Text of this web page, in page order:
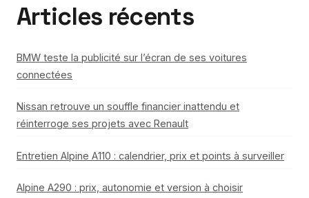
Articles récents
BMW teste la publicité sur l’écran de ses voitures
connectées
Nissan retrouve un souffle financier inattendu et
réinterroge ses projets avec Renault
Entretien Alpine A110 : calendrier, prix et points à surveiller
Alpine A290 : prix, autonomie et version à choisir